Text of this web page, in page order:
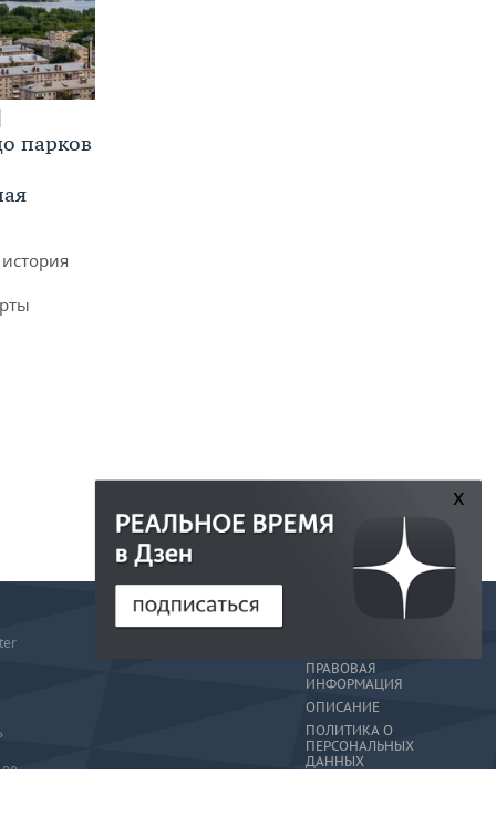
парков
ПРАВОВАЯ
ИНФОРМАЦИЯ
ОПИСАНИЕ
ПОЛИТИКА О
ПЕРСОНАЛЬНЫХ
ДАННЫХ
x